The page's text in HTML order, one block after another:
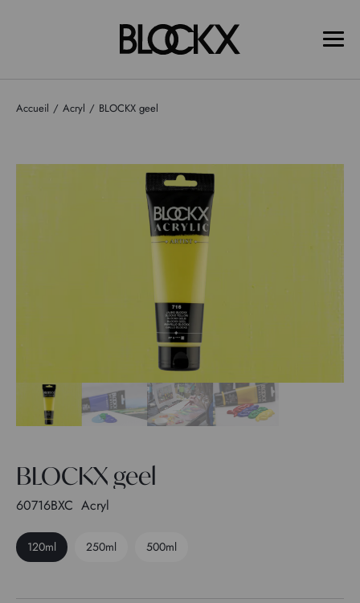
Accueil Acryl BLOCKX geel
BLOCKX geel
60716BXC Acryl
120ml 250ml 500ml